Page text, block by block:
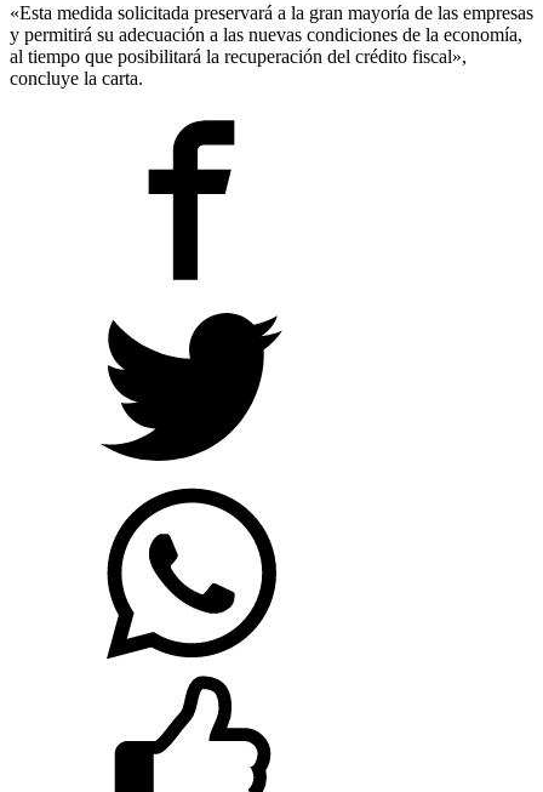
«Esta medida solicitada preservará a la gran mayoría de las empresas
y permitirá su adecuación a las nuevas condiciones de la economía,
al tiempo que posibilitará la recuperación del crédito fiscal»,
concluye la carta.